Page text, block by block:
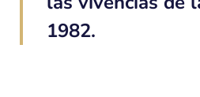
1982.